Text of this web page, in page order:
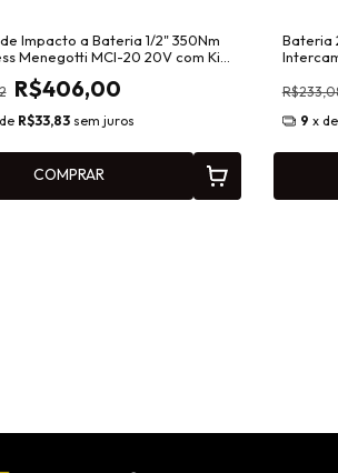
Impacto a Bateria 1/2" 350Nm
Menegotti MCI-20 20V com Kit
R$406,00
R$33,83 sem juros
COMPRAR
Bateria
9 x